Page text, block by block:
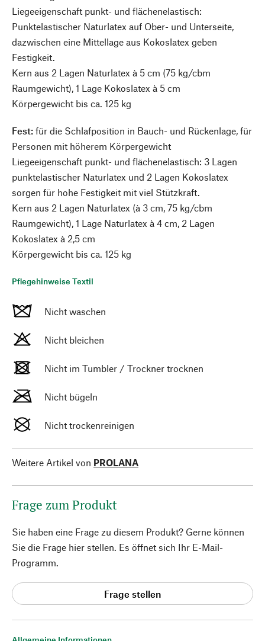
Liegeeigenschaft punkt- und flächenelastisch:
Punktelastischer Naturlatex auf Ober- und Unterseite,
dazwischen eine Mittellage aus Kokoslatex geben
Festigkeit.
Kern aus 2 Lagen Naturlatex à 5 cm (75 kg/cbm
Raumgewicht), 1 Lage Kokoslatex à 5 cm
Körpergewicht bis ca. 125 kg
Fest: für die Schlafposition in Bauch- und Rückenlage, für
Personen mit höherem Körpergewicht
Liegeeigenschaft punkt- und flächenelastisch: 3 Lagen
punktelastischer Naturlatex und 2 Lagen Kokoslatex
sorgen für hohe Festigkeit mit viel Stützkraft.
Kern aus 2 Lagen Naturlatex (à 3 cm, 75 kg/cbm
Raumgewicht), 1 Lage Naturlatex à 4 cm, 2 Lagen
Kokoslatex à 2,5 cm
Körpergewicht bis ca. 125 kg
Pflegehinweise Textil
Nicht waschen
Nicht bleichen
Nicht im Tumbler / Trockner trocknen
Nicht bügeln
Nicht trockenreinigen
Weitere Artikel von PROLANA
Frage zum Produkt
Sie haben eine Frage zu diesem Produkt? Gerne können
Sie die Frage hier stellen. Es öffnet sich Ihr E-Mail-
Programm.
Frage stellen